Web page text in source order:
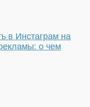
в Инстаграм на
о чем